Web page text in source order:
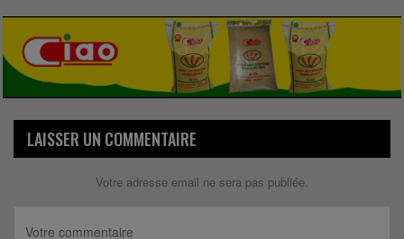
LAISSER UN COMMENTAIRE
Votre adresse email ne sera pas publiée.